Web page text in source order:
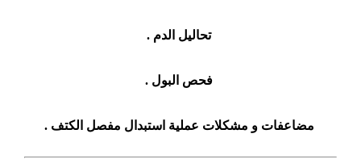
تحاليل الدم .
فحص البول .
مضاعفات و مشكلات عملية استبدال مفصل الكتف .